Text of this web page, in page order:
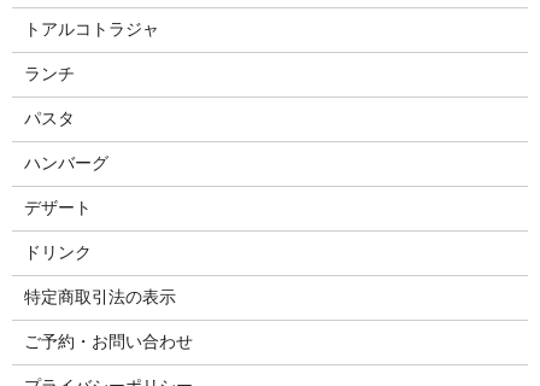
トアルコトラジャ
ランチ
パスタ
ハンバーグ
デザート
ドリンク
特定商取引法の表示
ご予約・お問い合わせ